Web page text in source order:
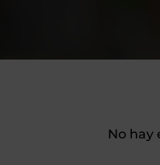
No hay